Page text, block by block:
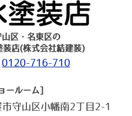
区・名東区の
店(株式会社結建装)
0120-716-710
ールーム]
守山区小幡南2丁目2-1